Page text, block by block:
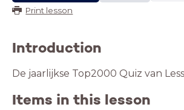
Print lesson
Introduction
De jaarlijkse Top2000 Quiz van
Items in this lesson